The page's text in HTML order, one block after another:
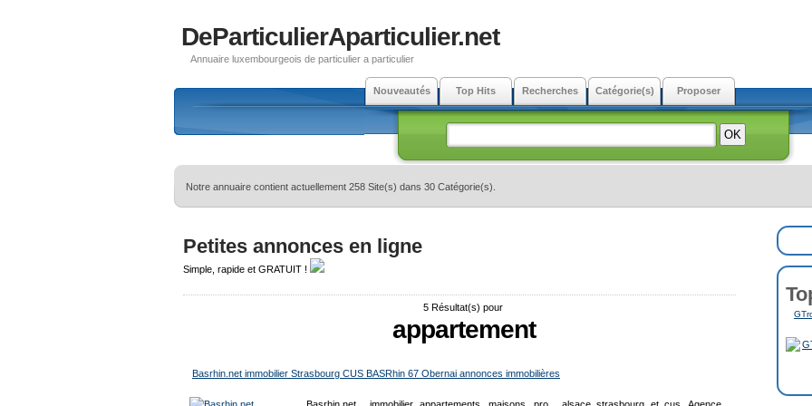
DeParticulierAparticulier.net
Annuaire luxembourgeois de particulier a particulier
Nouveautés Top Hits Recherches Catégorie(s) Proposer
Notre annuaire contient actuellement 258 Site(s) dans 30 Catégorie(s).
Petites annonces en ligne
Simple, rapide et GRATUIT !
5 Résultat(s) pour
appartement
Basrhin.net immobilier Strasbourg CUS BASRhin 67 Obernai annonces immobilières